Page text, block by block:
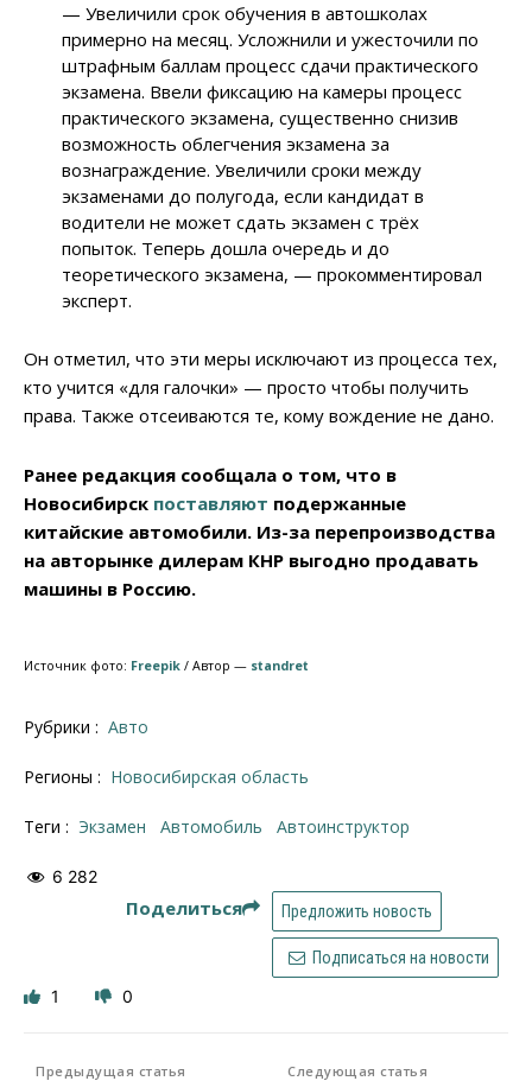
— Увеличили срок обучения в автошколах
примерно на месяц. Усложнили и ужесточили по
штрафным баллам процесс сдачи практического
экзамена. Ввели фиксацию на камеры процесс
практического экзамена, существенно снизив
возможность облегчения экзамена за
вознаграждение. Увеличили сроки между
экзаменами до полугода, если кандидат в
водители не может сдать экзамен с трёх
попыток. Теперь дошла очередь и до
теоретического экзамена, — прокомментировал
эксперт.
Он отметил, что эти меры исключают из процесса тех,
кто учится «для галочки» — просто чтобы получить
права. Также отсеиваются те, кому вождение не дано.
Ранее редакция сообщала о том, что в
Новосибирск поставляют подержанные
китайские автомобили. Из-за перепроизводства
на авторынке дилерам КНР выгодно продавать
машины в Россию.
Источник фото: Freepik / Автор — standret
Рубрики : Авто
Регионы : Новосибирская область
Теги : экзамен автомобиль автоинструктор
6 282
Поделиться Предложить новость
Подписаться на новости
1 0
Предыдущая статья Следующая статья